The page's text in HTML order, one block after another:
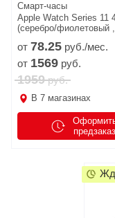
Смарт-часы
Apple Watch Series 11
(серебро/фиолетовый
от 78.25 руб./мес.
от 1569 руб.
1959руб.
В 7 магазинах
предзаказ